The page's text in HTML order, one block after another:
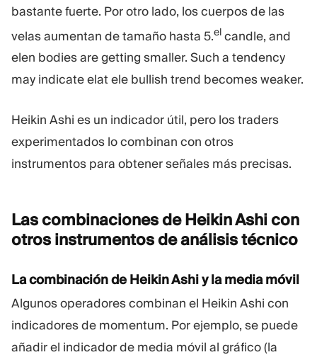
bastante fuerte. Por otro lado, los cuerpos de las
velas aumentan de tamaño hasta 5.el candle, and
elen bodies are getting smaller. Such a tendency
may indicate elat ele bullish trend becomes weaker.
Heikin Ashi es un indicador útil, pero los traders
experimentados lo combinan con otros
instrumentos para obtener señales más precisas.
Las combinaciones de Heikin Ashi con
otros instrumentos de análisistécnico
La combinación de Heikin Ashi y la media móvil
Algunos operadores combinan el Heikin Ashi con
indicadores de momentum. Por ejemplo, se puede
añadir el indicador de media móvil al gráfico (la